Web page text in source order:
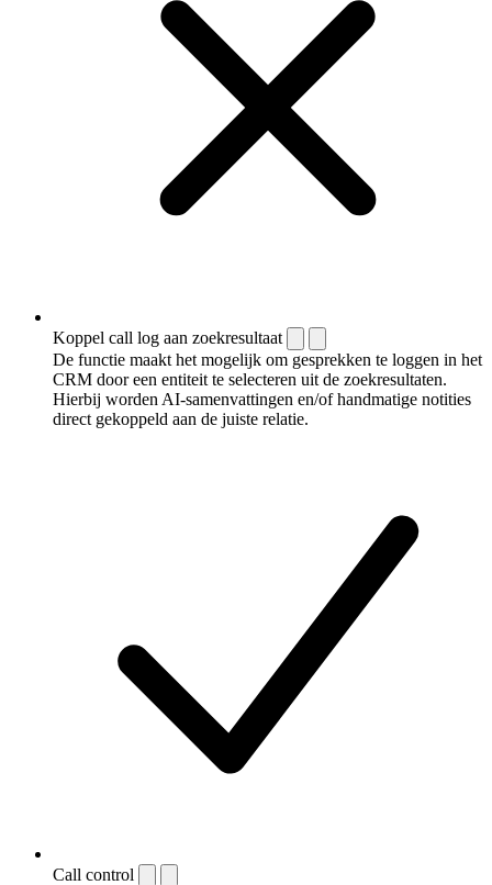
Koppel call log aan zoekresultaat
De functie maakt het mogelijk om gesprekken te loggen in het
CRM door een entiteit te selecteren uit de zoekresultaten.
Hierbij worden AI-samenvattingen en/of handmatige notities
direct gekoppeld aan de juiste relatie.
Call control